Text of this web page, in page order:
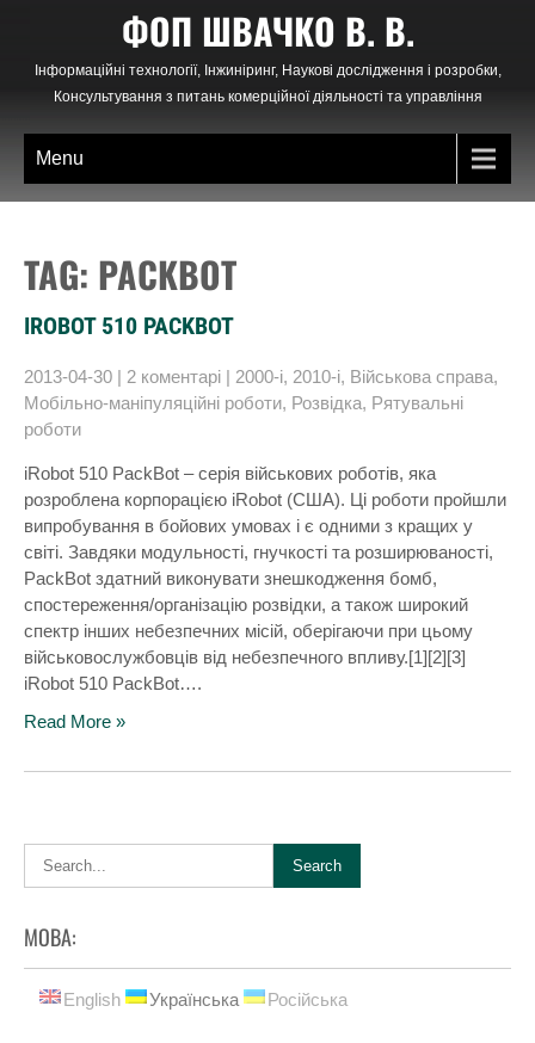
content
ФОП ШВАЧКО В. В.
Інформаційні технології, Інжиніринг, Наукові дослідження і розробки,
Консультування з питань комерційної діяльності та управління
Menu
TAG: PACKBOT
IROBOT 510 PACKBOT
2013-04-30 | 2 коментарі | 2000-і, 2010-і, Військова справа,
Мобільно-маніпуляційні роботи, Розвідка, Рятувальні
роботи
iRobot 510 PackBot – серія військових роботів, яка
розроблена корпорацією iRobot (США). Ці роботи пройшли
випробування в бойових умовах і є одними з кращих у
світі. Завдяки модульності, гнучкості та розширюваності,
PackBot здатний виконувати знешкодження бомб,
спостереження/організацію розвідки, а також широкий
спектр інших небезпечних місій, оберігаючи при цьому
військовослужбовців від небезпечного впливу.[1][2][3]
iRobot 510 PackBot….
Read More »
МОВА:
English Українська Російська